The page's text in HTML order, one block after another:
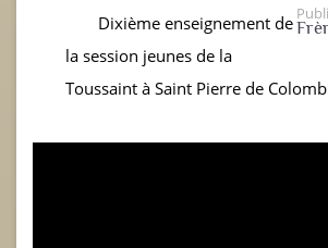
Dixième enseignement de
la session jeunes de la
Toussaint à Saint Pierre de